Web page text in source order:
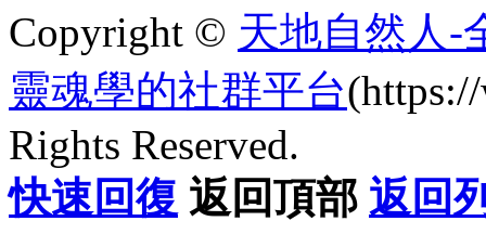
Copyright © 天地自然人-
靈魂學的社群平台
Rights Reserved.
快速回復 返回頂部 返回